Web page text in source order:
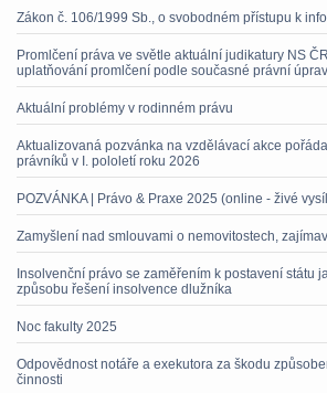
Zákon č. 106/1999 Sb., o svobodném přístupu k
Promlčení práva ve světle aktuální judikatury NS
uplatňování promlčení podle současné právní
Aktuální problémy v rodinném právu
Aktualizovaná pozvánka na vzdělávací akce
právníků v I. pololetí roku 2026
POZVÁNKA | Právo & Praxe 2025 (online - živé
Zamyšlení nad smlouvami o nemovitostech,
Insolvenční právo se zaměřením k postavení státu
způsobu řešení insolvence dlužníka
Noc fakulty 2025
Odpovědnost notáře a exekutora za škodu
činnosti